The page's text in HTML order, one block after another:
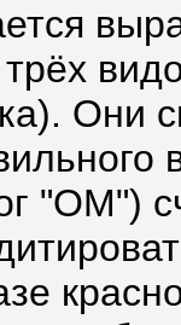
Они
"ОМ")